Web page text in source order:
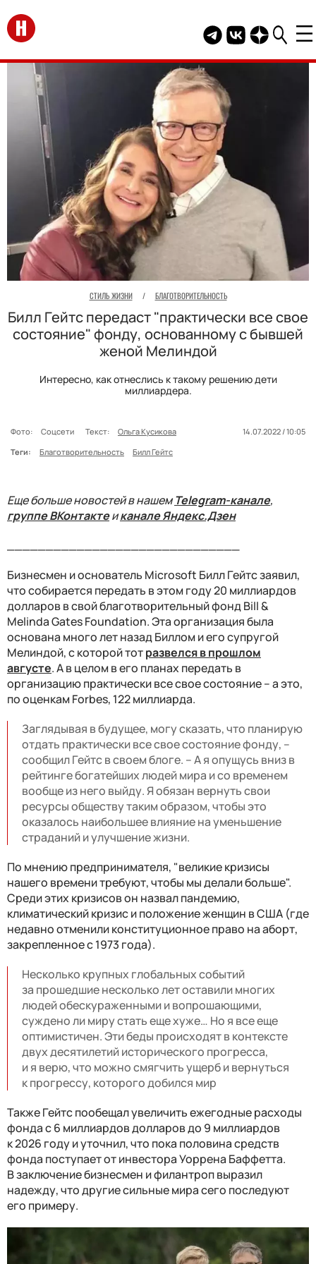
Перейти на главную
Telegram канал
Группа HELLO
Канал
СТИЛЬ ЖИЗНИ / БЛАГОТВОРИТЕЛЬНОСТЬ
Билл Гейтс передаст "практически все свое
состояние" фонду, основанному с бывшей
женой Мелиндой
Интересно, как отнеслись к такому решению дети
миллиардера.
Фото: Соцсети Текст: Ольга Кусикова
14.07.2022 / 10:05
Теги:
Благотворительность Билл Гейтс
Еще больше новостей в нашемTelegram-канале,
группе ВКонтактеиканале Яндекс.Дзен
Бизнесмен и основатель Microsoft Билл Гейтс заявил,
что собирается передать в этом году 20 миллиардов
долларов в свой благотворительный фонд Bill &
Melinda Gates Foundation. Эта организация была
основана много лет назад Биллом и его супругой
Мелиндой, с которой тотразвелся в прошлом
августе. А в целом в его планах передать в
организацию практически все свое состояние – а это,
по оценкам Forbes, 122 миллиарда.
Заглядывая в будущее, могу сказать, что планирую
отдать практически все свое состояние фонду, –
сообщил Гейтс в своем блоге. – А я опущусь вниз в
рейтинге богатейших людей мира и со временем
вообще из него выйду. Я обязан вернуть свои
ресурсы обществу таким образом, чтобы это
оказалось наибольшее влияние на уменьшение
страданий и улучшение жизни.
По мнению предпринимателя, "великие кризисы
нашего времени требуют, чтобы мы делали больше".
Среди этих кризисов он назвал пандемию,
климатический кризис и положение женщин в США (где
недавно отменили конституционное право на аборт,
закрепленное с 1973 года).
Несколько крупных глобальных событий
за прошедшие несколько лет оставили многих
людей обескураженными и вопрошающими,
суждено ли миру стать еще хуже… Но я все еще
оптимистичен. Эти беды происходят в контексте
двух десятилетий исторического прогресса,
и я верю, что можно смягчить ущерб и вернуться
к прогрессу, которого добился мир
Также Гейтс пообещал увеличить ежегодные расходы
фонда с 6 миллиардов долларов до 9 миллиардов
к 2026 году и уточнил, что пока половина средств
фонда поступает от инвестора Уоррена Баффетта.
В заключение бизнесмен и филантроп выразил
надежду, что другие сильные мира сего последуют
его примеру.